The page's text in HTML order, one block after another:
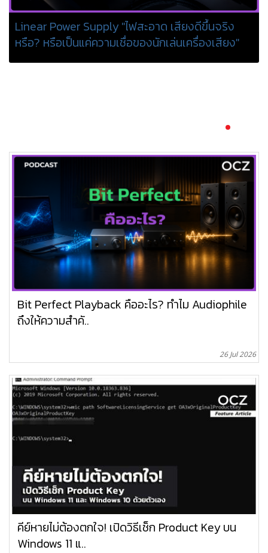
Linear Power Supply "ไฟสะอาด เสียงดีขึ้นจริง
หรือ? หรือเป็นแค่ความเชื่อของนักเล่นเครื่องเสียง"
Bit Perfect Playback คืออะไร? ทำไม Audiophile
ถึงให้ความสำคั..
26 Jul 2026
คีย์หายไม่ต้องตกใจ! เปิดวิธีเช็ก Product Key บน
Windows 11 แ..